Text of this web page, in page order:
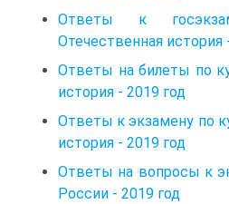
Ответы к
Отечественная история
Ответы на билеты по
история - 2019 год
Ответы к экзамену по
история - 2019 год
Ответы на вопросы к
России - 2019 год